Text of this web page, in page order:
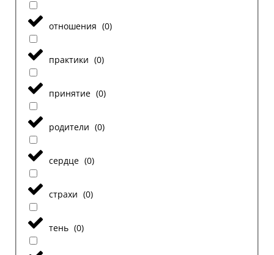
отношения (0)
практики (0)
принятие (0)
родители (0)
сердце (0)
страхи (0)
тень (0)